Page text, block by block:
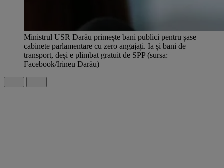
Ministrul USR Darău primește bani publici pentru șase
cabinete parlamentare cu zero angajați. Ia și bani de
transport, deși e plimbat gratuit de SPP (sursa:
Facebook/Irineu Darău)